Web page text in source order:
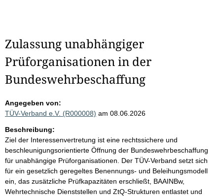
Zulassung unabhängiger
Prüforganisationen in der
Bundeswehrbeschaffung
Angegeben von:
TÜV-Verband e.V. (R000008) am 08.06.2026
Beschreibung:
Ziel der Interessenvertretung ist eine rechtssichere und
beschleunigungsorientierte Öffnung der Bundeswehrbeschaffung
für unabhängige Prüforganisationen. Der TÜV-Verband setzt sich
für ein gesetzlich geregeltes Benennungs- und Beleihungsmodell
ein, das zusätzliche Prüfkapazitäten erschließt, BAAINBw,
Wehrtechnische Dienststellen und ZtQ-Strukturen entlastet und